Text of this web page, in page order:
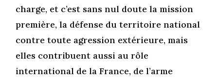
charge, et c’est sans nul doute la mission
première, la défense du territoire national
contre toute agression extérieure, mais
elles contribuent aussi au rôle
international de la France, de l’arme